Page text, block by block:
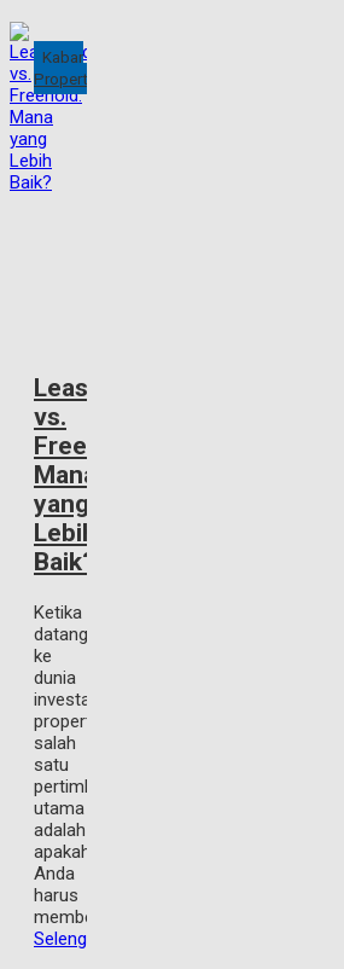
Kabar
Property
Leasehold
vs.
Freehold:
Mana
yang
Lebih
Baik?
Ketika
datang
ke
dunia
investasi
properti,
salah
satu
pertimbangan
utama
adalah
apakah
Anda
harus
membeli
Selengkapnya